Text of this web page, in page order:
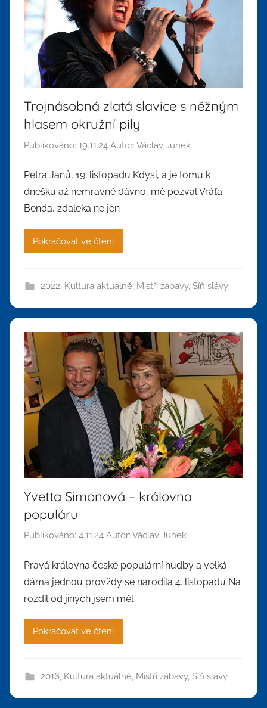
Trojnásobná zlatá slavice s něžným
hlasem okružní pily
Publikováno: 19.11.24 Autor: Václav Junek
Petra Janů, 19. listopadu Kdysi, a je tomu k
dnešku až nemravně dávno, mě pozval Vráťa
Benda, zdaleka ne jen
Pokračovat ve čtení
2022, Kultura aktuálně, Mistři zábavy, Síň slávy
Yvetta Simonová – královna
populáru
Publikováno: 4.11.24 Autor: Václav Junek
Pravá královna české populární hudby a velká
dáma jednou provždy se narodila 4. listopadu Na
rozdíl od jiných jsem měl
Pokračovat ve čtení
2016, Kultura aktuálně, Mistři zábavy, Síň slávy